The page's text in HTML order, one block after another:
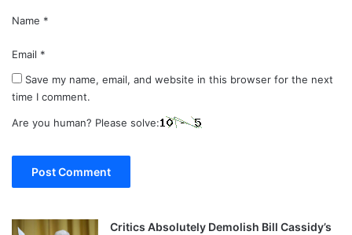
Name *
Email *
Save my name, email, and website in this browser for the next
time I comment.
Are you human? Please solve:
Critics Absolutely Demolish Bill Cassidy’s